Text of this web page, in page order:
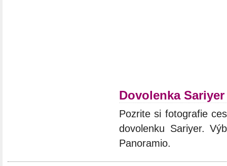
Dovolenka Sariyer
Pozrite si fotografie
dovolenku Sariyer.
Panoramio.